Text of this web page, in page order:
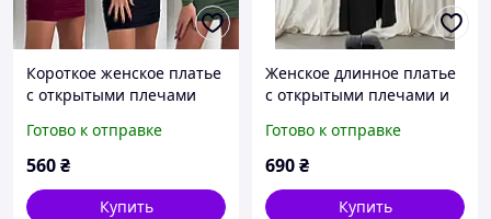
Короткое женское платье
с открытыми плечами
оливковое) с длинным
рукавом
Готово к отправке
560₴
Купить
Женское длинное платье
с открытыми плечами и
красное)
Готово к отправке
690₴
Купить